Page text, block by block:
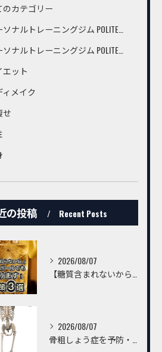
のカテゴリー
ナルトレーニングジム POLITE桜町店
ナルトレーニングジム POLITE鍛冶屋町店
エット
ィメイク
せ
の投稿 Recent Posts
2026/08/07
2026/08/07